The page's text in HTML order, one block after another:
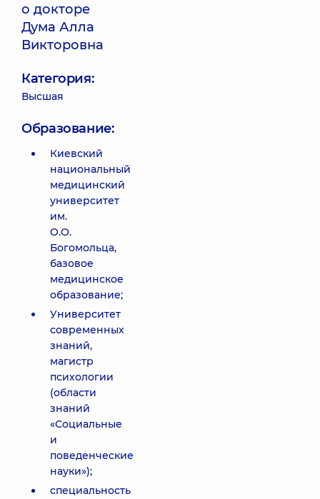
о докторе
Дума Алла
Викторовна
Категория:
Высшая
Образование:
Киевский
национальный
медицинский
университет
им.
О.О.
Богомольца,
базовое
медицинское
образование;
Университет
современных
знаний,
магистр
психологии
(области
знаний
«Социальные
и
поведенческие
науки»);
специальность